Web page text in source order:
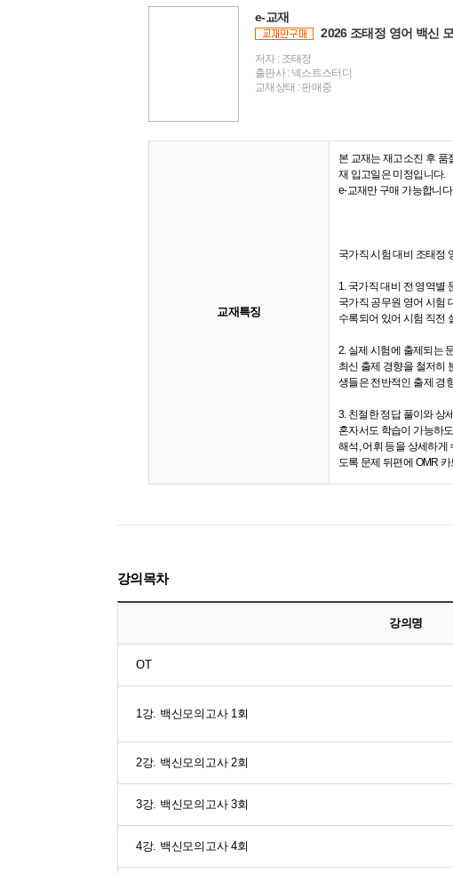
e-교재
2026 조태정 영어 백신
저자 : 조태정
출판사 : 넥스트스터디
교재상태 : 판매중
교재특징
본 교재는 재고소진 후 품
재 입고일은 미정입니다.
e-교재만 구매 가능합니
국가직 시험 대비 조태정
1. 국가직 대비 전 영역별
국가직 공무원 영어 시험
수록되어 있어 시험 직전
2. 실제 시험에 출제되는
최신 출제 경향을 철저히
생들은 전반적인 출제 경
3. 친절한 정답 풀이와 상
혼자서도 학습이 가능하
해석, 어휘 등을 상세하게
도록 문제 뒤편에 OMR
강의목차
강의명
OT
1강. 백신모의고사 1회
2강. 백신모의고사 2회
3강. 백신모의고사 3회
4강. 백신모의고사 4회